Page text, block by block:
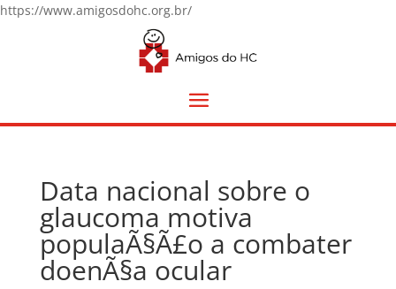
https://www.amigosdohc.org.br/
Data nacional sobre o
glaucoma motiva
populaÃ§Ã£o a combater
doenÃ§a ocular